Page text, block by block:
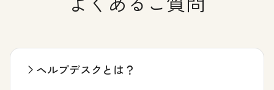
ヘルプデスクとは？